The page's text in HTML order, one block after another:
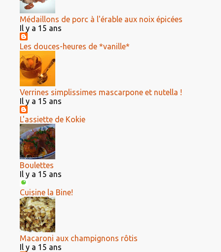
Médaillons de porc à l'érable aux noix épicées
Il y a 15 ans
Les douces-heures de *vanille*
Verrines simplissimes mascarpone et nutella !
Il y a 15 ans
L'assiette de Kokie
Boulettes
Il y a 15 ans
Cuisine la Bine!
Macaroni aux champignons rôtis
Il y a 15 ans